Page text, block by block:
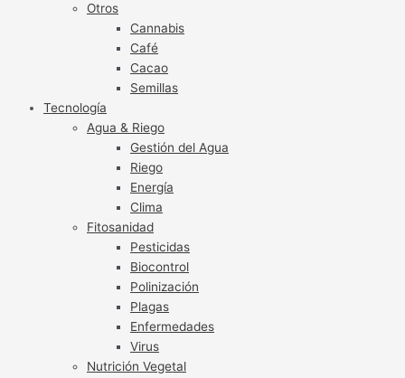
Otros
Cannabis
Café
Cacao
Semillas
Tecnología
Agua & Riego
Gestión del Agua
Riego
Energía
Clima
Fitosanidad
Pesticidas
Biocontrol
Polinización
Plagas
Enfermedades
Virus
Nutrición Vegetal